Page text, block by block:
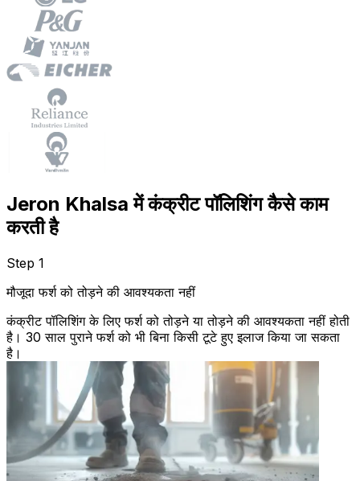
Jeron Khalsa में कंक्रीट पॉलिशिंग कैसे काम
करती है
Step 1
मौजूदा फर्श को तोड़ने की आवश्यकता नहीं
कंक्रीट पॉलिशिंग के लिए फर्श को तोड़ने या तोड़ने की आवश्यकता नहीं होती
है। 30 साल पुराने फर्श को भी बिना किसी टूटे हुए इलाज किया जा सकता
है।